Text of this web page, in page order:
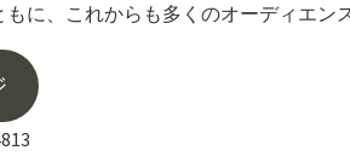
もに、これからも多くのオーディエン